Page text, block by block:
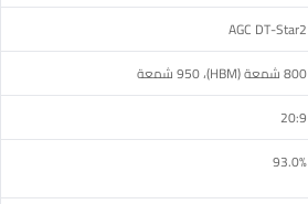
AGC DT-Star2
800 شمعة (HBM)، 950 شمعة
20:9
93.0%